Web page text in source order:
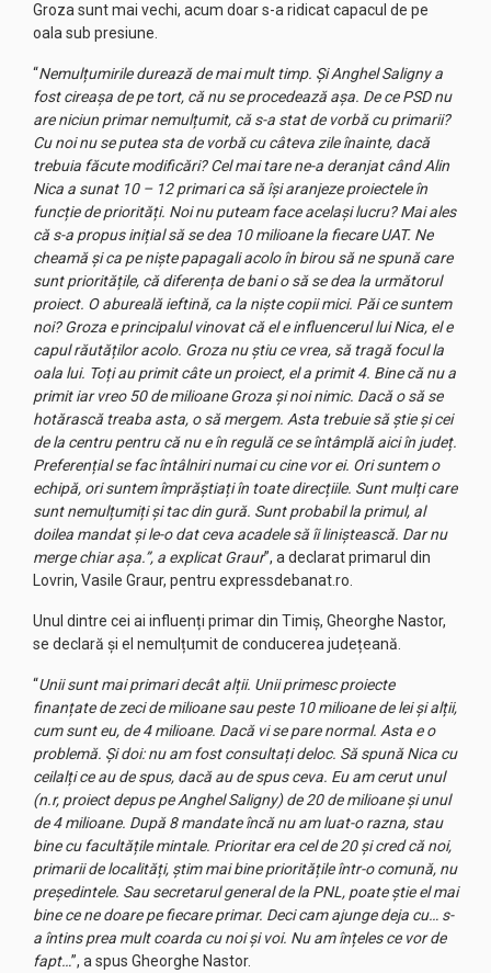
Groza sunt mai vechi, acum doar s-a ridicat capacul de pe
oala sub presiune.
“Nemulțumirile durează de mai mult timp. Și Anghel Saligny a
fost cireașa de pe tort, că nu se procedează așa. De ce PSD nu
are niciun primar nemulțumit, că s-a stat de vorbă cu primarii?
Cu noi nu se putea sta de vorbă cu câteva zile înainte, dacă
trebuia făcute modificări? Cel mai tare ne-a deranjat când Alin
Nica a sunat 10 – 12 primari ca să își aranjeze proiectele în
funcție de priorități. Noi nu puteam face același lucru? Mai ales
că s-a propus inițial să se dea 10 milioane la fiecare UAT. Ne
cheamă și ca pe niște papagali acolo în birou să ne spună care
sunt prioritățile, că diferența de bani o să se dea la următorul
proiect. O abureală ieftină, ca la niște copii mici. Păi ce suntem
noi? Groza e principalul vinovat că el e influencerul lui Nica, el e
capul răutăților acolo. Groza nu știu ce vrea, să tragă focul la
oala lui. Toți au primit câte un proiect, el a primit 4. Bine că nu a
primit iar vreo 50 de milioane Groza și noi nimic. Dacă o să se
hotărască treaba asta, o să mergem. Asta trebuie să știe și cei
de la centru pentru că nu e în regulă ce se întâmplă aici în județ.
Preferențial se fac întâlniri numai cu cine vor ei. Ori suntem o
echipă, ori suntem împrăștiați în toate direcțiile. Sunt mulți care
sunt nemulțumiți și tac din gură. Sunt probabil la primul, al
doilea mandat și le-o dat ceva acadele să îi liniștească. Dar nu
merge chiar așa.”, a explicat Graur”, a declarat primarul din
Lovrin, Vasile Graur, pentru expressdebanat.ro.
Unul dintre cei ai influenți primar din Timiș, Gheorghe Nastor,
se declară și el nemulțumit de conducerea județeană.
“Unii sunt mai primari decât alții. Unii primesc proiecte
finanțate de zeci de milioane sau peste 10 milioane de lei și alții,
cum sunt eu, de 4 milioane. Dacă vi se pare normal. Asta e o
problemă. Și doi: nu am fost consultați deloc. Să spună Nica cu
ceilalți ce au de spus, dacă au de spus ceva. Eu am cerut unul
(n.r, proiect depus pe Anghel Saligny) de 20 de milioane și unul
de 4 milioane. După 8 mandate încă nu am luat-o razna, stau
bine cu facultățile mintale. Prioritar era cel de 20 și cred că noi,
primarii de localități, știm mai bine prioritățile într-o comună, nu
președintele. Sau secretarul general de la PNL, poate știe el mai
bine ce ne doare pe fiecare primar. Deci cam ajunge deja cu… s-
a întins prea mult coarda cu noi și voi. Nu am înțeles ce vor de
fapt…”, a spus Gheorghe Nastor.